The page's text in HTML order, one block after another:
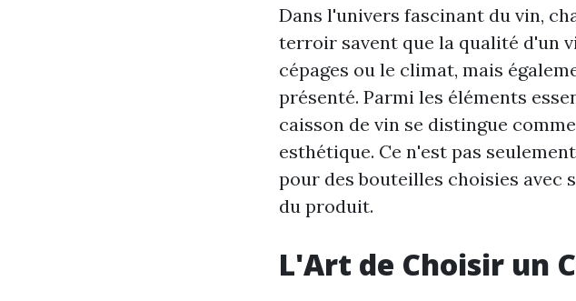
Dans l'univers fascinant du vin,
terroir savent que la qualité d'un
cépages ou le climat, mais
présenté. Parmi les éléments
caisson de vin se distingue
esthétique. Ce n'est pas
pour des bouteilles choisies avec
du produit.
L'Art de Choisir un